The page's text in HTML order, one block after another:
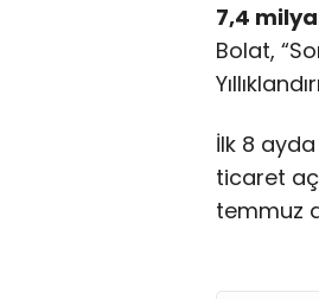
7,4
Bolat,
İlk 8
ticaret
temmuz